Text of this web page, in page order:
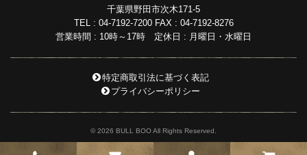
千葉県野田市次木171-5
TEL : 04-7192-7200 FAX : 04-7192-8276
営業時間 : 10時～17時 定休日 : 月曜日・水曜日
特定商取引法に基づく表記
プライバシーポリシー
© 2026 BULL BOO All Rights Reserved.